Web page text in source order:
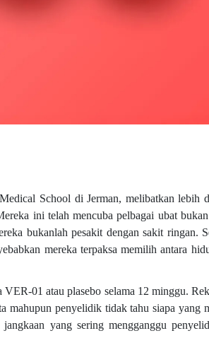
School di Jerman, melibatkan lebih
ini telah mencuba pelbagai ubat
bukanlah pesakit dengan sakit ringan.
mereka terpaksa memilih antara
01 atau plasebo selama 12 minggu.
penyelidik tidak tahu siapa yang
yang sering mengganggu